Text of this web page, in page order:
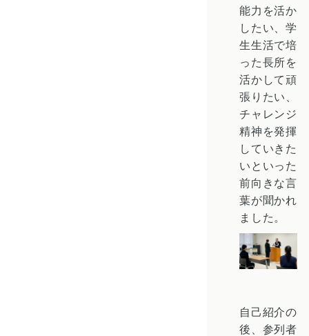
能力を活か
したい、学
生生活で培
った長所を
活かして頑
張りたい、
チャレンジ
精神を発揮
していきた
いといった
前向きな言
葉が聞かれ
ました。
自己紹介の
後、参列者